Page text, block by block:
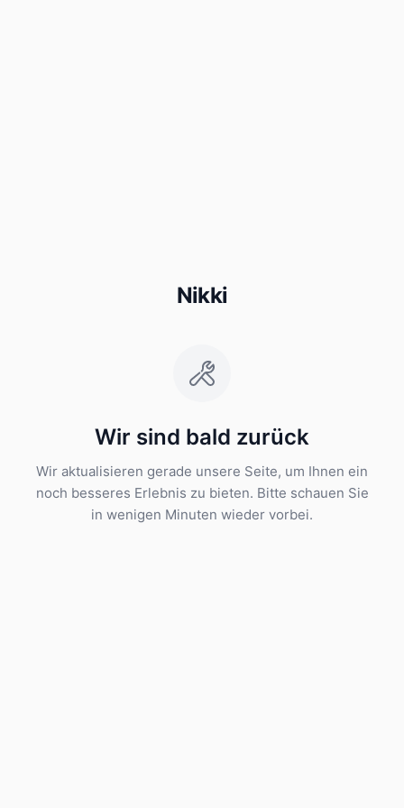
Nikki
Wir sind bald zurück
Wir aktualisieren gerade unsere Seite, um Ihnen ein
noch besseres Erlebnis zu bieten. Bitte schauen Sie
in wenigen Minuten wieder vorbei.